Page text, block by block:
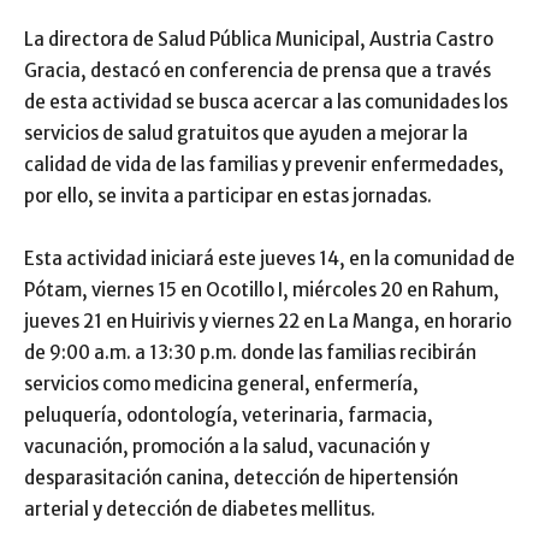
La directora de Salud Pública Municipal, Austria Castro
Gracia, destacó en conferencia de prensa que a través
de esta actividad se busca acercar a las comunidades los
servicios de salud gratuitos que ayuden a mejorar la
calidad de vida de las familias y prevenir enfermedades,
por ello, se invita a participar en estas jornadas.
Esta actividad iniciará este jueves 14, en la comunidad de
Pótam, viernes 15 en Ocotillo I, miércoles 20 en Rahum,
jueves 21 en Huirivis y viernes 22 en La Manga, en horario
de 9:00 a.m. a 13:30 p.m. donde las familias recibirán
servicios como medicina general, enfermería,
peluquería, odontología, veterinaria, farmacia,
vacunación, promoción a la salud, vacunación y
desparasitación canina, detección de hipertensión
arterial y detección de diabetes mellitus.